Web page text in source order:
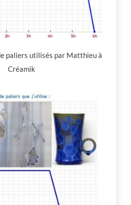
paliers utilisés par Matthieu à
Créamik